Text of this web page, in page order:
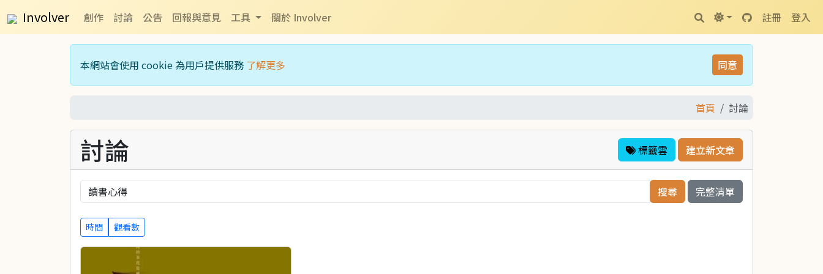
Involver 註冊 登入
創作 討論 公告 回報與意見 工具 關於 Involver
本網站會使用 cookie 為用戶提供服務 了解更多 同意
首頁 討論
討論 標籤雲 建立新文章
完整清單
時間 觀看數